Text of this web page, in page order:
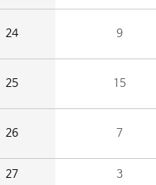
24 9
25 15
26 7
27 3